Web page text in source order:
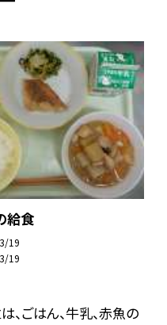
給食
19
19
、ごはん、牛乳、赤魚の